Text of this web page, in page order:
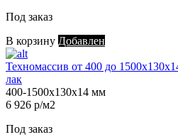
Под заказ
В корзину Добавлен
Техномассив от 400 до
лак
400-1500х130х14 мм
6 926 р/м2
Под заказ